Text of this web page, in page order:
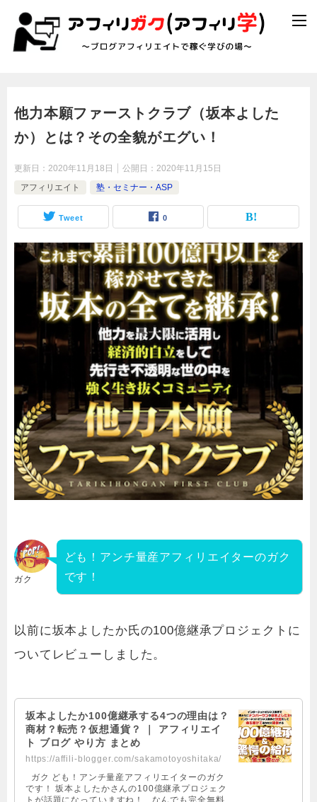
他力本願ファーストクラブ（坂本よした
か）とは？その全貌がエグい！
更新日： 2020年11月18日 公開日： 2020年11月15日
アフィリエイト
塾・セミナー・ASP
Tweet 0
ガク
ども！アンチ量産アフィリエイターのガク
です！
以前に坂本よしたか氏の100億継承プロジェクトに
ついてレビューしました。
坂本よしたか100億継承する4つの理由は？
商材？転売？仮想通貨？ ｜ アフィリエイ
ト ブログ やり方 まとめ
https://affili-blogger.com/sakamotoyoshitaka/
ガク ども！アンチ量産アフィリエイターのガク
です！ 坂本よしたかさんの100億継承プロジェク